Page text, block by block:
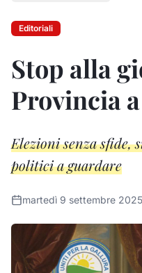
Editoriali
Stop alla
Provincia
Elezioni senza sfide,
politici a guardare
martedì 9 settembre 2025